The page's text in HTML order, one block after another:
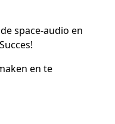
space-audio en
en te